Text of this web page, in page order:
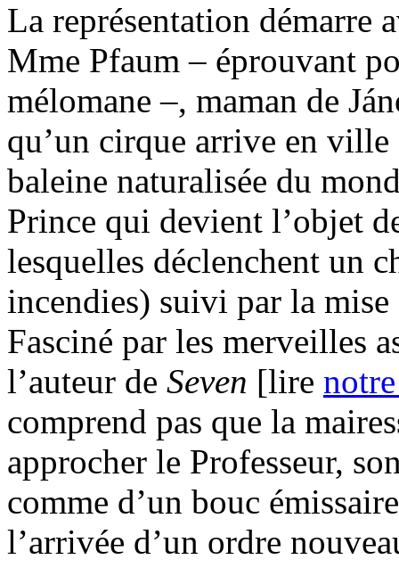
La représentation démarre
Mme Pfaum – éprouvant
mélomane –, maman de
qu’un cirque arrive en
baleine naturalisée du
Prince qui devient l’objet
lesquelles déclenchent un
incendies) suivi par la
Fasciné par les merveilles
l’auteur de Seven [lire
comprend pas que la
approcher le Professeur,
comme d’un bouc
l’arrivée d’un ordre